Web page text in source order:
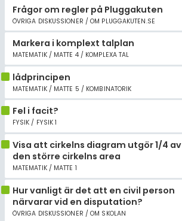
Frågor om regler på Pluggakuten
ÖVRIGA DISKUSSIONER / OM PLUGGAKUTEN.SE
Markera i komplext talplan
MATEMATIK / MATTE 4 / KOMPLEXA TAL
lådprincipen
MATEMATIK / MATTE 5 / KOMBINATORIK
Fel i facit?
FYSIK / FYSIK 1
Visa att cirkelns diagram utgör 1/4 av
den större cirkelns area
MATEMATIK / MATTE 1
Hur vanligt är det att en civil person
närvarar vid en disputation?
ÖVRIGA DISKUSSIONER / OM SKOLAN